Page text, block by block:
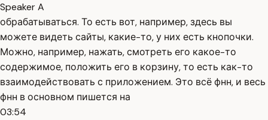
Speaker A
обрабатываться. То есть вот, например, здесь вы
можете видеть сайты, какие-то, у них есть кнопочки.
Можно, например, нажать, смотреть его какое-то
содержимое, положить его в корзину, то есть как-то
взаимодействовать с приложением. Это всё фнн, и весь
фнн в основном пишется на
03:54